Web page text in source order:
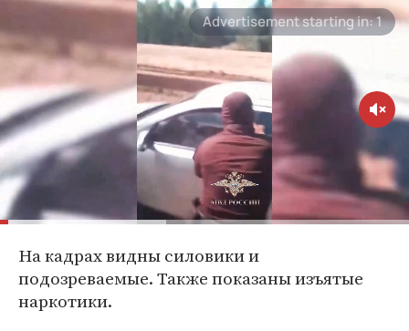
На кадрах видны силовики и
подозреваемые. Также показаны изъятые
наркотики.